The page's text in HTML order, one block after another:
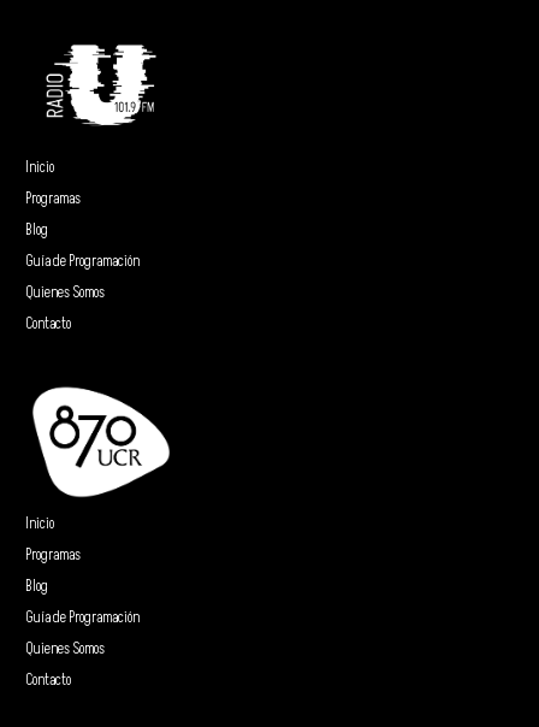
Inicio
Programas
Blog
Guía de Programación
Quienes Somos
Contacto
Inicio
Programas
Blog
Guía de Programación
Quienes Somos
Contacto